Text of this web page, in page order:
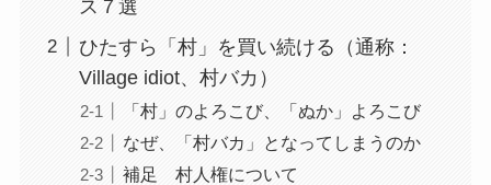
ス７選
ひたすら「村」を買い続ける（通称：
Village idiot、村バカ）
「村」のよろこび、「ぬか」よろこび
なぜ、「村バカ」となってしまうのか
補足 村人権について